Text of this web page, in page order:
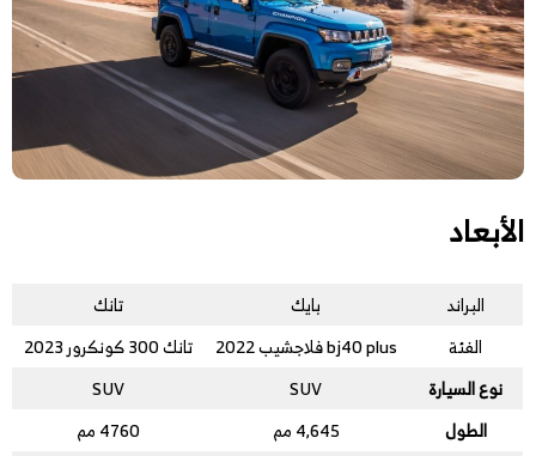
الأبعاد
البراند بايك
تانك
الفئة
bj40 plus فلاجشيب 2022
تانك 300 كونكرور 2023
نوع السيارة
SUV
SUV
الطول
4,645 مم
4760 مم